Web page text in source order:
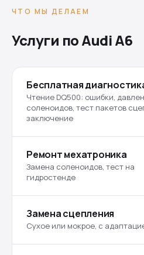
ЧТО МЫ ДЕЛАЕМ
Услуги по Audi A6
Бесплатная
Чтение DQ500: ошибки,
соленоидов, тест пакетов
заключение
Ремонт мехатроника
Замена соленоидов, тест на
гидростенде
Замена сцепления
Сухое или мокрое, с